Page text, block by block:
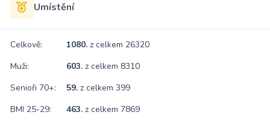
Umístění
Celkově: 1080. z celkem 26320
Muži:
603. z celkem 8310
Senioři 70+:
59. z celkem 399
BMI 25-29:
463. z celkem 7869